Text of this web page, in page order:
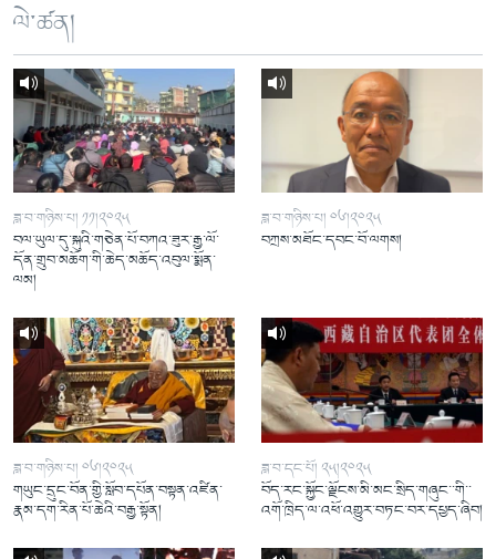
ལེ་ཚན།
ཟླ་བ་གཉིས་པ། ༡༡།༢༠༢༥
བལ་ཡུལ་དུ་སྐུའི་གཅེན་པོ་བཀའ་ཟུར་རྒྱ་ལོ་
དོན་གྲུབ་མཆོག་གི་ཆེད་མཆོད་འབུལ་སྨོན་
ལམ།
ཟླ་བ་གཉིས་པ། ༠༦།༢༠༢༥
བཀྲས་མཐོང་དབང་བོ་ལགས།
ཟླ་བ་གཉིས་པ། ༠༦།༢༠༢༥
གཡུང་དྲུང་བོན་གྱི་སློབ་དཔོན་བསྟན་འཛིན་
རྣམ་དག་རིན་པོ་ཆེའི་བརྒྱ་སྟོན།
ཟླ་བ་དང་པོ། ༢༥།༢༠༢༥
བོད་རང་སྐྱོང་ལྗོངས་མི་མང་སྲིད་གཞུང་་གི་་
འགོ་ཁྲིད་ལ་འཕོ་འགྱུར་བཏང་བར་དཔྱད་ཞིབ།